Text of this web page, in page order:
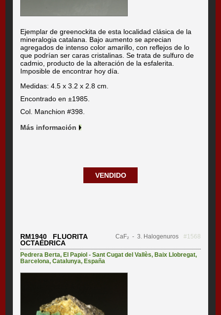
Ejemplar de greenockita de esta localidad clásica de la
mineralogia catalana. Bajo aumento se aprecian
agregados de intenso color amarillo, con reflejos de lo
que podrían ser caras cristalinas. Se trata de sulfuro de
cadmio, producto de la alteración de la esfalerita.
Imposible de encontrar hoy día.
Medidas: 4.5 x 3.2 x 2.8 cm.
Encontrado en ±1985.
Col. Manchion #398.
Más información
VENDIDO
RM1940 FLUORITA
OCTAÉDRICA
CaF₂ - 3. Halogenuros #1568
Pedrera Berta, El Papiol - Sant Cugat del Vallès, Baix Llobregat,
Barcelona,Catalunya, España